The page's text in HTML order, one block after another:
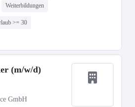
Weiterbildungen
>= 30
(m/w/d)
GmbH